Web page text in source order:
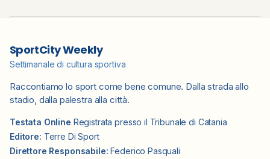
SportCity Weekly
Settimanale di cultura sportiva
Raccontiamo lo sport come bene comune. Dalla strada allo
stadio, dalla palestra alla città.
Testata Online Registrata presso il Tribunale di Catania
Editore: Terre Di Sport
Direttore Responsabile: Federico Pasquali